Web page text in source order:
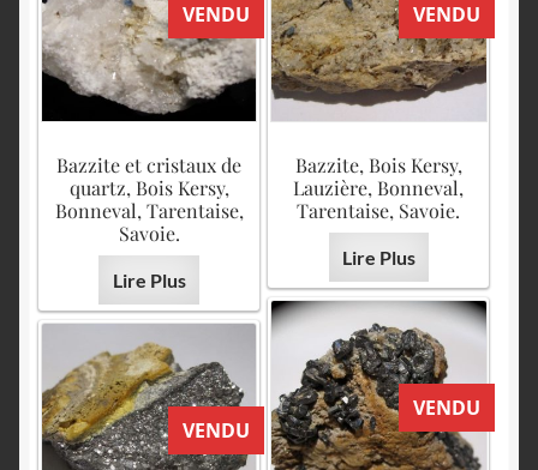
VENDU
Bazzite et cristaux de
quartz, Bois Kersy,
Bonneval, Tarentaise,
Savoie.
Lire Plus
VENDU
Bazzite, Bois Kersy,
Lauzière, Bonneval,
Tarentaise, Savoie.
Lire Plus
VENDU
VENDU